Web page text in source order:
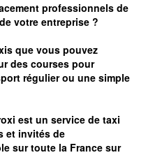
professionnels de
votre entreprise ?
que vous pouvez
des courses pour
régulierou une simple
est un service de taxi
et invités de
sur toute la France sur